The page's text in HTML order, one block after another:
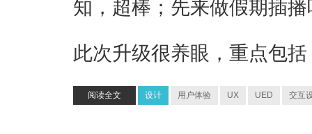
知，超棒；先来做假期插播
此次升级很养眼，重点包括
阅读全文 设计 用户体验 UX UED 交互